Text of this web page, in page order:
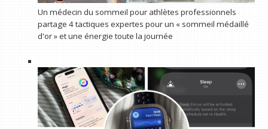
Un médecin du sommeil pour athlètes professionnels
partage 4 tactiques expertes pour un « sommeil médaillé
d'or » et une énergie toute la journée